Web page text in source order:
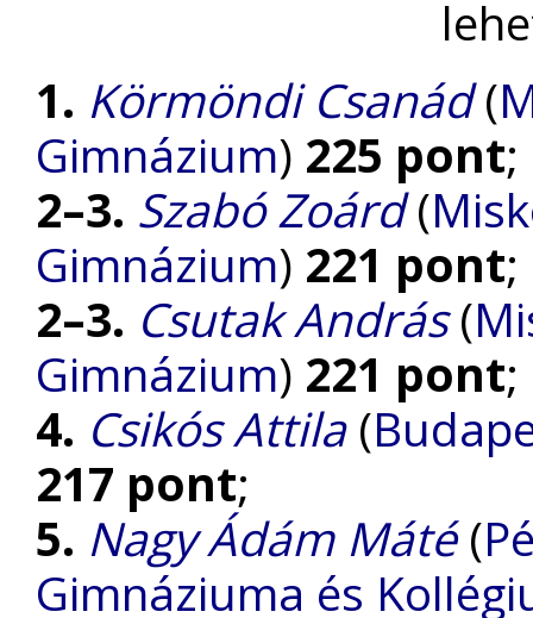
1. Körmöndi Csanád(
Gimnázium) 225 pont;
2–3. Szabó Zoárd(
Gimnázium) 221 pont;
2–3. Csutak András(
Gimnázium) 221 pont;
4. Csikós Attila(
217 pont;
5. Nagy Ádám Máté(
Gimnáziuma és